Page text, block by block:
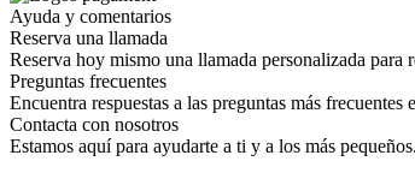
Ayuda y comentarios
Reserva una llamada
Reserva hoy mismo una llamada personalizada para
Preguntas frecuentes
Encuentra respuestas a las preguntas más frecuentes
Contacta con nosotros
Estamos aquí para ayudarte a ti y a los más pequeños.